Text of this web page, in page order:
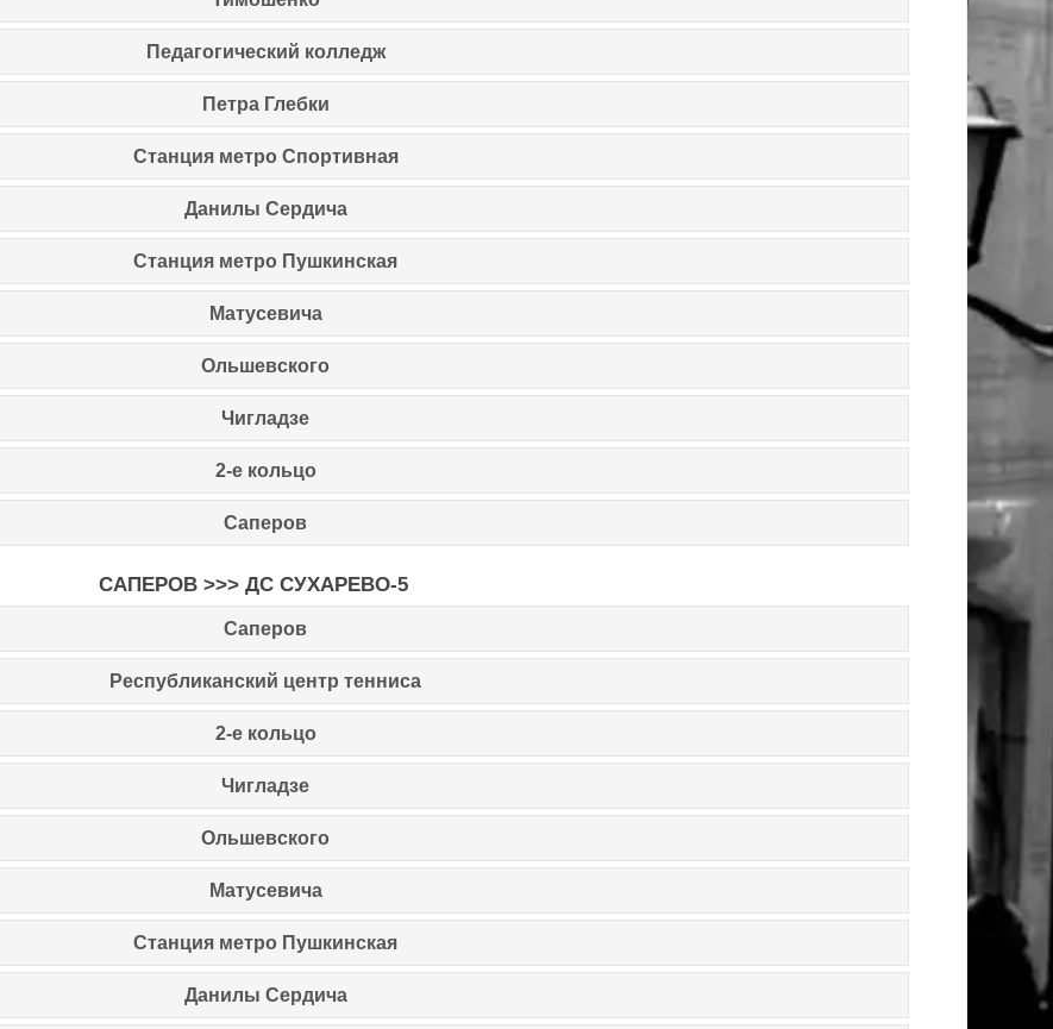
Педагогический колледж
Петра Глебки
Станция метро Спортивная
Данилы Сердича
Станция метро Пушкинская
Матусевича
Ольшевского
Чигладзе
2-е кольцо
Саперов
САПЕРОВ >>> ДС СУХАРЕВО-5
Саперов
Республиканский центр тенниса
2-е кольцо
Чигладзе
Ольшевского
Матусевича
Станция метро Пушкинская
Данилы Сердича